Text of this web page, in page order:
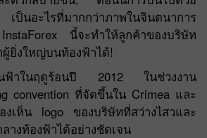
ป็นอะไรที่มากกว่าภาพในจินตนาการ
นี้จะทำให้ลูกค้าของบริษัท
ผู้ยิ่งใหญ่บนท้องฟ้าได้!
นฟ้าในฤดูร้อนปี 2012 ในช่วงงาน
convention ที่จัดขึ้นใน Crimea และ
งเห็น logo ของบริษัทที่สว่างไสวและ
างท้องฟ้าได้อย่างชัดเจน